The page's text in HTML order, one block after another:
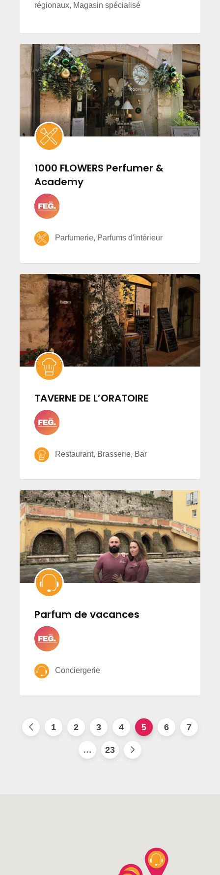
régionaux, Magasin spécialisé
1000 FLOWERS Perfumer &
Academy
Parfumerie, Parfums d'intérieur
TAVERNE DE L’ORATOIRE
Restaurant, Brasserie, Bar
Parfum de vacances
Conciergerie
1 2 3 4 5 6 7
… 23